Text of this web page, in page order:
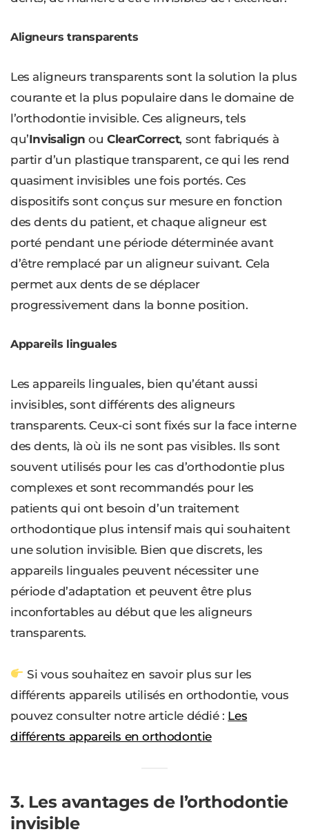
Aligneurs transparents
Les aligneurs transparents sont la solution la plus
courante et la plus populaire dans le domaine de
l’orthodontie invisible. Ces aligneurs, tels
qu’Invisalign ouClearCorrect, sont fabriqués à
partir d’un plastique transparent, ce qui les rend
quasiment invisibles une fois portés. Ces
dispositifs sont conçus sur mesure en fonction
des dents du patient, et chaque aligneur est
porté pendant une période déterminée avant
d’être remplacé par un aligneur suivant. Cela
permet aux dents de se déplacer
progressivement dans la bonne position.
Appareils linguales
Les appareils linguales, bien qu’étant aussi
invisibles, sont différents des aligneurs
transparents. Ceux-ci sont fixés sur la face interne
des dents, là où ils ne sont pas visibles. Ils sont
souvent utilisés pour les cas d’orthodontie plus
complexes et sont recommandés pour les
patients qui ont besoin d’un traitement
orthodontique plus intensif mais qui souhaitent
une solution invisible. Bien que discrets, les
appareils linguales peuvent nécessiter une
période d’adaptation et peuvent être plus
inconfortables au début que les aligneurs
transparents.
Si vous souhaitez en savoir plus sur les
différents appareils utilisés en orthodontie, vous
pouvez consulter notre article dédié : Les
différents appareils en orthodontie
3. Les avantages de l’orthodontie
invisible